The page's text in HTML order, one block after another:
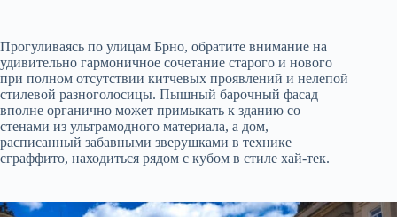
Прогуливаясь по улицам Брно, обратите внимание на
удивительно гармоничное сочетание старого и нового
при полном отсутствии китчевых проявлений и нелепой
стилевой разноголосицы. Пышный барочный фасад
вполне органично может примыкать к зданию со
стенами из ультрамодного материала, а дом,
расписанный забавными зверушками в технике
сграффито, находиться рядом с кубом в стиле хай-тек.